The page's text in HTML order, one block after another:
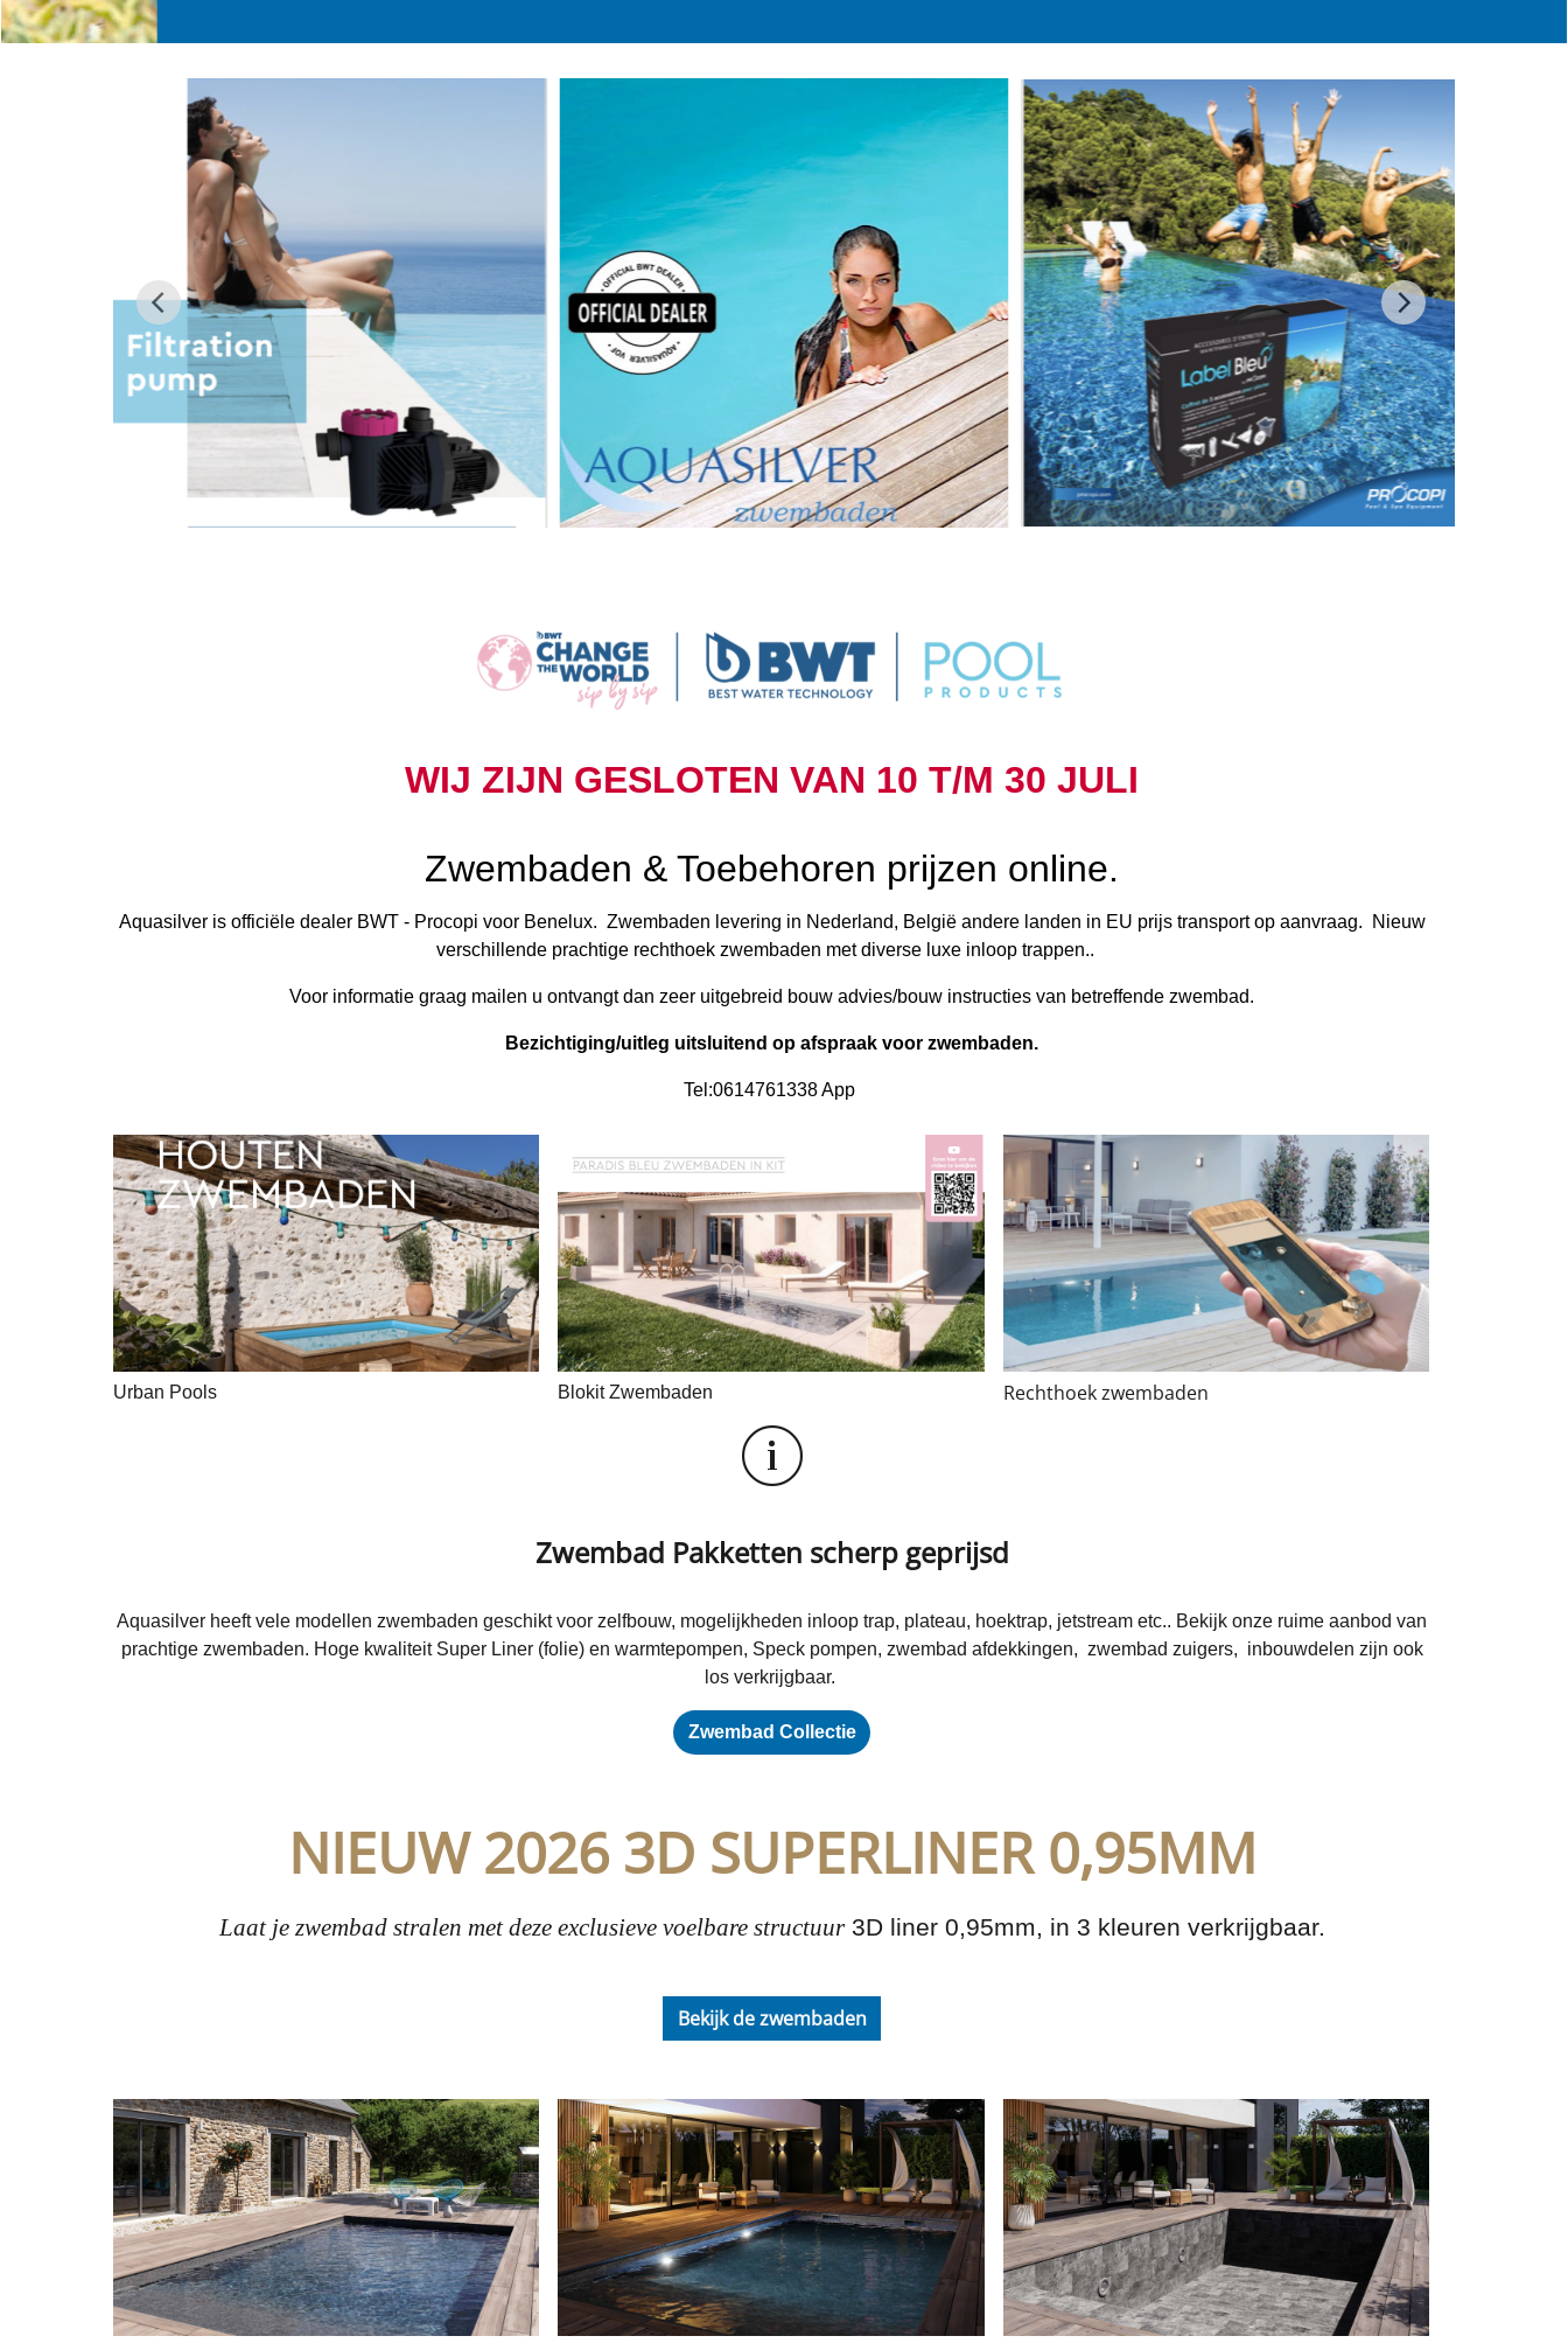
WIJ ZIJN GESLOTEN VAN 10 T/M 30 JULI
Zwembaden & Toebehoren prijzen online.
Aquasilver is officiële dealer BWT - Procopi voor Benelux. Zwembaden levering in Nederland, België andere landen in EU prijs transport op aanvraag. Nieuw
verschillende prachtige rechthoek zwembaden met diverse luxe inloop trappen..
Voor informatie graag mailen u ontvangt dan zeer uitgebreid bouw advies/bouw instructies van betreffende zwembad.
Bezichtiging/uitleg uitsluitend op afspraak voor zwembaden.
Tel:0614761338 App
Urban Pools Blokit Zwembaden Rechthoek zwembaden
Zwembad Pakketten scherp geprijsd
Aquasilver heeft vele modellen zwembaden geschikt voor zelfbouw, mogelijkheden inloop trap, plateau, hoektrap, jetstream etc.. Bekijk onze ruime aanbod van
prachtige zwembaden. Hoge kwaliteit Super Liner (folie) en warmtepompen, Speck pompen, zwembad afdekkingen, zwembad zuigers, inbouwdelen zijn ook
los verkrijgbaar.
Zwembad Collectie
NIEUW 2026 3D SUPERLINER 0,95MM
Laat je zwembad stralen met deze exclusieve voelbare structuur3D liner 0,95mm, in 3 kleuren verkrijgbaar.
Bekijk de zwembaden